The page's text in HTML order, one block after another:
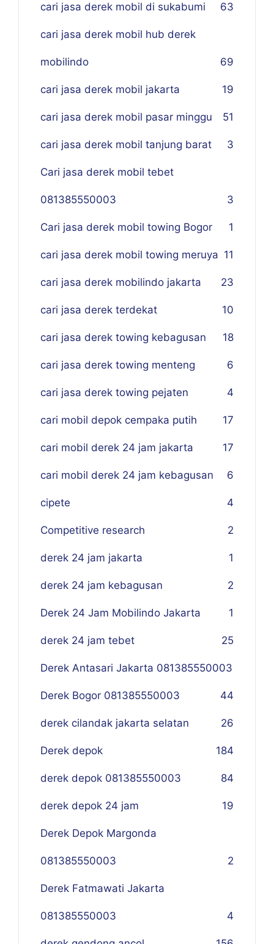
cari jasa derek mobil di sukabumi 63
cari jasa derek mobil hub derek
mobilindo 69
cari jasa derek mobil jakarta 19
cari jasa derek mobil pasar minggu 51
cari jasa derek mobil tanjung barat 3
Cari jasa derek mobil tebet
081385550003 3
Cari jasa derek mobil towing Bogor 1
cari jasa derek mobil towing meruya 11
cari jasa derek mobilindo jakarta 23
cari jasa derek terdekat 10
cari jasa derek towing kebagusan 18
cari jasa derek towing menteng 6
cari jasa derek towing pejaten 4
cari mobil depok cempaka putih 17
cari mobil derek 24 jam jakarta 17
cari mobil derek 24 jam kebagusan 6
cipete 4
Competitive research 2
derek 24 jam jakarta 1
derek 24 jam kebagusan 2
Derek 24 Jam Mobilindo Jakarta 1
derek 24 jam tebet 25
Derek Antasari Jakarta 081385550003
4
Derek Bogor 081385550003 4
derek cilandak jakarta selatan 26
Derek depok 184
derek depok 081385550003 84
derek depok 24 jam 19
Derek Depok Margonda
081385550003 2
Derek Fatmawati Jakarta
081385550003 4